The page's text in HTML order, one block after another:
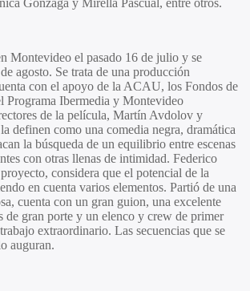
Montevideo el pasado 16 de julio y se
agosto. Se trata de una producción
con el apoyo de la ACAU, los Fondos de
Programa Ibermedia y Montevideo
de la película, Martín Avdolov y
definen como una comedia negra, dramática
la búsqueda de un equilibrio entre escenas
con otras llenas de intimidad. Federico
considera que el potencial de la
en cuenta varios elementos. Partió de una
cuenta con un gran guion, una excelente
de gran porte y un elenco y crew de primer
extraordinario. Las secuencias que se
auguran.